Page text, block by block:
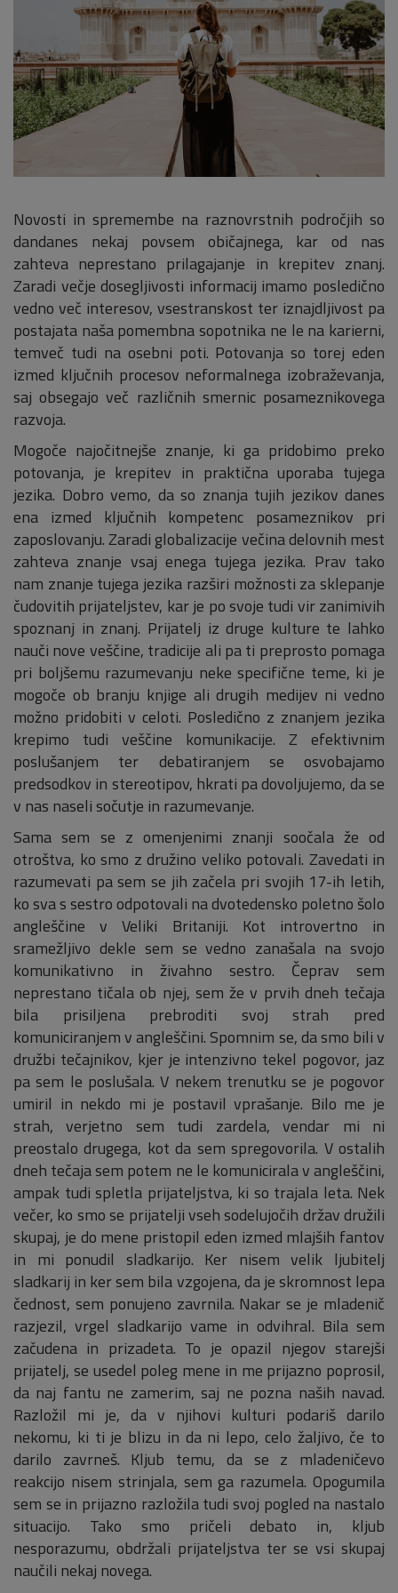
Novosti in spremembe na raznovrstnih področjih so
dandanes nekaj povsem običajnega, kar od nas
zahteva neprestano prilagajanje in krepitev znanj.
Zaradi večje dosegljivosti informacij imamo posledično
vedno več interesov, vsestranskost ter iznajdljivost pa
postajata naša pomembna sopotnika ne le na karierni,
temveč tudi na osebni poti. Potovanja so torej eden
izmed ključnih procesov neformalnega izobraževanja,
saj obsegajo več različnih smernic posameznikovega
razvoja.
Mogoče najočitnejše znanje, ki ga pridobimo preko
potovanja, je krepitev in praktična uporaba tujega
jezika. Dobro vemo, da so znanja tujih jezikov danes
ena izmed ključnih kompetenc posameznikov pri
zaposlovanju. Zaradi globalizacije večina delovnih mest
zahteva znanje vsaj enega tujega jezika. Prav tako
nam znanje tujega jezika razširi možnosti za sklepanje
čudovitih prijateljstev, kar je po svoje tudi vir zanimivih
spoznanj in znanj. Prijatelj iz druge kulture te lahko
nauči nove veščine, tradicije ali pa ti preprosto pomaga
pri boljšemu razumevanju neke specifične teme, ki je
mogoče ob branju knjige ali drugih medijev ni vedno
možno pridobiti v celoti. Posledično z znanjem jezika
krepimo tudi veščine komunikacije. Z efektivnim
poslušanjem ter debatiranjem se osvobajamo
predsodkov in stereotipov, hkrati pa dovoljujemo, da se
v nas naseli sočutje in razumevanje.
Sama sem se z omenjenimi znanji soočala že od
otroštva, ko smo z družino veliko potovali. Zavedati in
razumevati pa sem se jih začela pri svojih 17-ih letih,
ko sva s sestro odpotovali na dvotedensko poletno šolo
angleščine v Veliki Britaniji. Kot introvertno in
sramežljivo dekle sem se vedno zanašala na svojo
komunikativno in živahno sestro. Čeprav sem
neprestano tičala ob njej, sem že v prvih dneh tečaja
bila prisiljena prebroditi svoj strah pred
komuniciranjem v angleščini. Spomnim se, da smo bili v
družbi tečajnikov, kjer je intenzivno tekel pogovor, jaz
pa sem le poslušala. V nekem trenutku se je pogovor
umiril in nekdo mi je postavil vprašanje. Bilo me je
strah, verjetno sem tudi zardela, vendar mi ni
preostalo drugega, kot da sem spregovorila. V ostalih
dneh tečaja sem potem ne le komunicirala v angleščini,
ampak tudi spletla prijateljstva, ki so trajala leta. Nek
večer, ko smo se prijatelji vseh sodelujočih držav družili
skupaj, je do mene pristopil eden izmed mlajših fantov
in mi ponudil sladkarijo. Ker nisem velik ljubitelj
sladkarij in ker sem bila vzgojena, da je skromnost lepa
čednost, sem ponujeno zavrnila. Nakar se je mladenič
razjezil, vrgel sladkarijo vame in odvihral. Bila sem
začudena in prizadeta. To je opazil njegov starejši
prijatelj, se usedel poleg mene in me prijazno poprosil,
da naj fantu ne zamerim, saj ne pozna naših navad.
Razložil mi je, da v njihovi kulturi podariš darilo
nekomu, ki ti je blizu in da ni lepo, celo žaljivo, če to
darilo zavrneš. Kljub temu, da se z mladeničevo
reakcijo nisem strinjala, sem ga razumela. Opogumila
sem se in prijazno razložila tudi svoj pogled na nastalo
situacijo. Tako smo pričeli debato in, kljub
nesporazumu, obdržali prijateljstva ter se vsi skupaj
naučili nekaj novega.